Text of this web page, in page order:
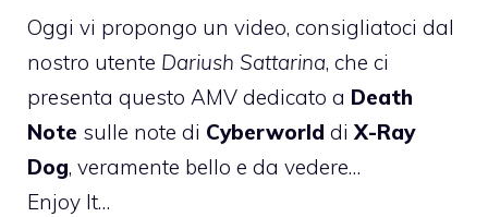
Oggi vi propongo un video, consigliatoci dal
nostro utente Dariush Sattarina, che ci
presenta questo AMV dedicato a Death
Note sulle note di Cyberworld diX-Ray
Dog, veramente bello e da vedere…
Enjoy It…